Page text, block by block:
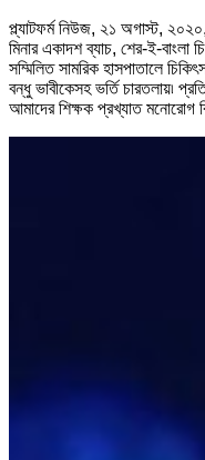
প্ল্যাটফর্ম নিউজ, ২১ অগাস্ট,
মিনার একাদশ ব্যাচ, শের-ই-বাংলা
সম্মিলিত সামরিক হাসপাতালে
বন্ধু ভাবীকেসহ ভর্তি চারতলায়৷
আমাদের শিক্ষক প্রখ্যাত মনোরোগ